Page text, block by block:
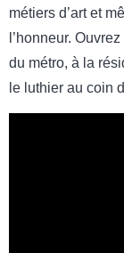
métiers d’art et
l’honneur.
du métro, à la
le luthier au coin